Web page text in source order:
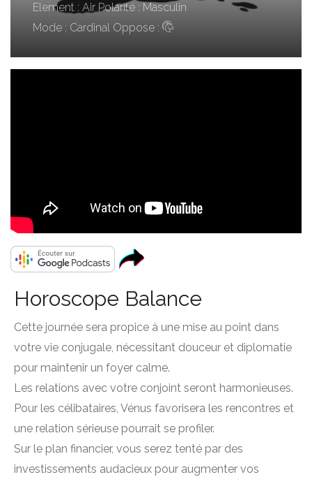
Element : Air Polarité : Masculin
Mode : Cardinal Oppose :
Horoscope Balance
Cette journée sera propice à une mise au point dans
votre vie conjugale, nécessitant douceur et diplomatie
pour maintenir un foyer calme.
Les relations avec votre conjoint seront harmonieuses.
Pour les célibataires, Vénus favorisera les rencontres et
une relation sérieuse pourrait se profiler.
Sur le plan financier, vous serez tenté par des
investissements audacieux pour augmenter vos